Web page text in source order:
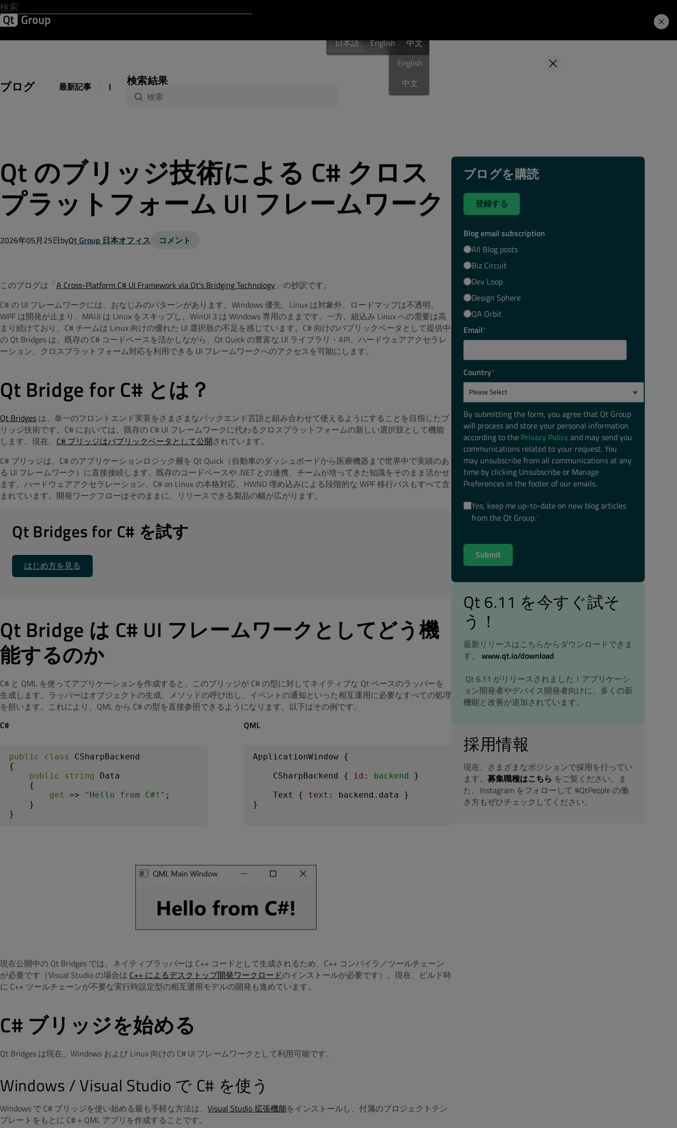
日本語
English
中文
日本語 English 中文
ブログ 最新記事 ビジネス 開発
検索結果
Qt のブリッジ技術による C# クロス
プラットフォーム UI フレームワーク
2026年05月25日byQt Group 日本オフィス コメント
このブログは「A Cross-Platform C# UI Framework via Qt's Bridging Technology 」の抄訳です。
C# の UI フレームワークには、おなじみのパターンがあります。Windows 優先、Linux は対象外、ロードマップは不透明。
WPF は開発が止まり、MAUI は Linux をスキップし、WinUI 3 は Windows 専用のままです。一方、組込み Linux への需要は高
まり続けており、C# チームは Linux 向けの優れた UI 選択肢の不足を感じています。C# 向けのパブリックベータとして提供中
の Qt Bridges は、既存の C# コードベースを活かしながら、Qt Quick の豊富な UI ライブラリ・API、ハードウェアアクセラレ
ーション、クロスプラットフォーム対応を利用できる UI フレームワークへのアクセスを可能にします。
Qt Bridge for C# とは？
Qt Bridges は、単一のフロントエンド実装をさまざまなバックエンド言語と組み合わせて使えるようにすることを目指したブ
リッジ技術です。C# においては、既存の C# UI フレームワークに代わるクロスプラットフォームの新しい選択肢として機能
します。現在、 C# ブリッジはパブリックベータとして公開されています。
C# ブリッジは、C# のアプリケーションロジック層を Qt Quick（自動車のダッシュボードから医療機器まで世界中で実績のあ
る UI フレームワーク）に直接接続します。既存のコードベースや .NET との連携、チームが培ってきた知識をそのまま活かせ
ます。ハードウェアアクセラレーション、C# on Linux の本格対応、HWND 埋め込みによる段階的な WPF 移行パスもすべて含
まれています。開発ワークフローはそのままに、リリースできる製品の幅が広がります。
Qt Bridges for C# を試す
はじめ方を見る
Qt Bridge は C# UI フレームワークとしてどう機
能するのか
C# と QML を使ってアプリケーションを作成すると、このブリッジが C# の型に対してネイティブな Qt ベースのラッパーを
生成します。ラッパーはオブジェクトの生成、メソッドの呼び出し、イベントの通知といった相互運用に必要なすべての処理
を担います。これにより、QML から C# の型を直接参照できるようになります。以下はその例です。
C#
public class
CSharpBackend
{
public
string
Data
    {
get
=> "Hello from C#!" ;
    }
QML
ApplicationWindow {
CSharpBackend { id: backend }
Text { text : backend.data }
}
現在公開中の Qt Bridges では、ネイティブラッパーは C++ コードとして生成されるため、C++ コンパイラ／ツールチェーン
が必要です（Visual Studio の場合は C++ によるデスクトップ開発ワークロードのインストールが必要です）。現在、ビルド時
に C++ ツールチェーンが不要な実行時設定型の相互運用モデルの開発も進めています。
C# ブリッジを始める
Qt Bridges は現在、Windows および Linux 向けの C# UI フレームワークとして利用可能です。
Windows / Visual Studio で C# を使う
Windows で C# ブリッジを使い始める最も手軽な方法は、 Visual Studio 拡張機能をインストールし、付属のプロジェクトテン
プレートをもとに C# + QML アプリを作成することです。
ブログを購読
登録する
Blog email subscription
All Blog posts
Biz Circuit
Dev Loop
Design Sphere
QA Orbit
Email*
Country*
By submitting the form, you agree that Qt Group
will process and store your personal information
according to the Privacy Policyand may send you
communications related to your request. You
may unsubscribe from all communications at any
time by clicking Unsubscribe or Manage
Preferences in the footer of our emails.
Yes, keep me up-to-date on new blog articles
from the Qt Group.*
Qt 6.11 を今すぐ試そ
う！
最新リリースはこちらからダウンロードできま
す。 www.qt.io/download
Qt 6.11 がリリースされました！アプリケーシ
ョン開発者やデバイス開発者向けに、多くの新
機能と改善が追加されています。
採用情報
現在、さまざまなポジションで採用を行ってい
ます。 募集職種はこちら をご覧ください。ま
た、Instagram をフォローして #QtPeople の働
き方もぜひチェックしてください。